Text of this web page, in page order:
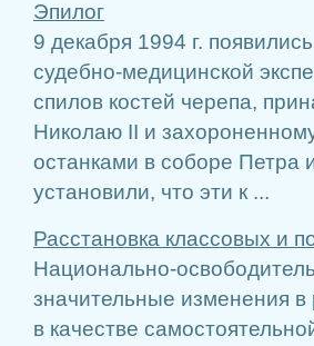
Эпилог
9 декабря 1994 г.
судебно-медицинской
спилов костей черепа,
Николаю II и
останками в соборе Петра
установили, что эти к ...
Расстановка классовых и
Национально-
значительные изменения
в качестве